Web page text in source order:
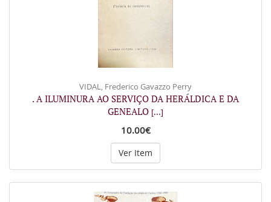
VIDAL, Frederico Gavazzo Perry
. A ILUMINURA AO SERVIÇO DA HERÁLDICA E DA
GENEALO [...]
10.00€
Ver Item